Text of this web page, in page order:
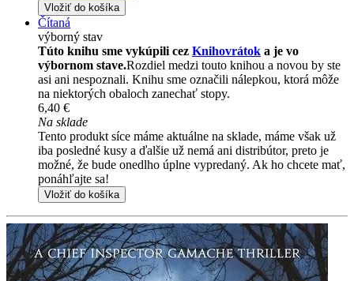
Vložiť do košíka
Čítaná
výborný stav
Túto knihu sme vykúpili cez Knihovrátok a je vo
výbornom stave.Rozdiel medzi touto knihou a novou by ste
asi ani nespoznali. Knihu sme označili nálepkou, ktorá môže
na niektorých obaloch zanechať stopy.
6,40 €
Na sklade
Tento produkt síce máme aktuálne na sklade, máme však už
iba posledné kusy a ďalšie už nemá ani distribútor, preto je
možné, že bude onedlho úplne vypredaný. Ak ho chcete mať,
ponáhľajte sa!
Vložiť do košíka